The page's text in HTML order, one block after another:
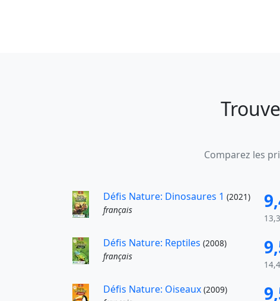
Comparez les
Défis Nature: Dinosaures 1 (2021)
français
Défis Nature: Reptiles (2008)
français
Défis Nature: Oiseaux (2009)